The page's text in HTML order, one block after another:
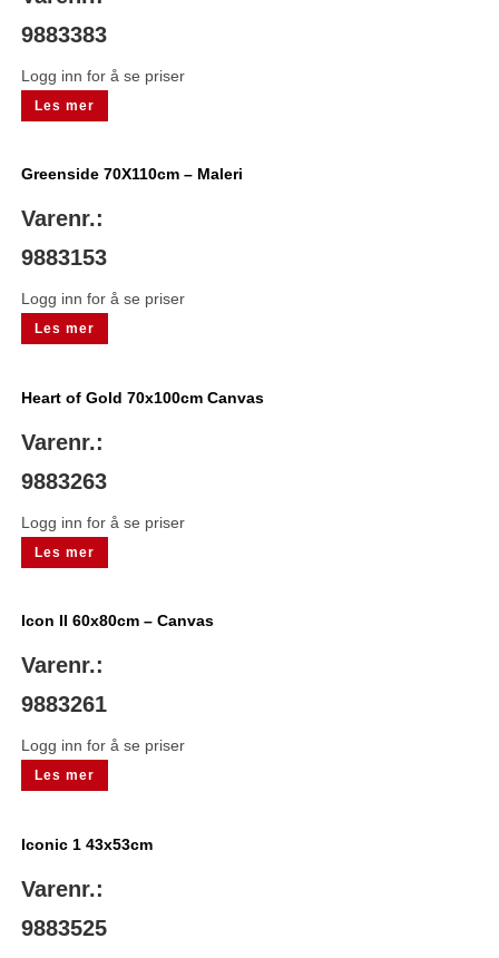
9883383
Logg inn for å se priser
Les mer
Greenside 70X110cm – Maleri
Varenr.:
9883153
Logg inn for å se priser
Les mer
Heart of Gold 70x100cm Canvas
Varenr.:
9883263
Logg inn for å se priser
Les mer
Icon II 60x80cm – Canvas
Varenr.:
9883261
Logg inn for å se priser
Les mer
Iconic 1 43x53cm
Varenr.:
9883525